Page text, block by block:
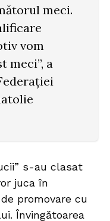
meci.
vom
meci”, a
s-au clasat
juca în
promovare cu
Învingătoarea